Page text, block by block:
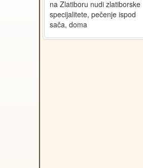
na Zlatiboru nudi zlatiborske
specijalitete, pečenje ispod
sača, doma